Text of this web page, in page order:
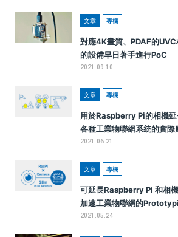
文章 專欄
對應4K畫質、PDAF的
的設備早日著手進行PoC
2021.09.10
文章 專欄
用於Raspberry Pi的相機
各種工業物聯網系統的實際
2021.06.21
文章 專欄
可延長Raspberry Pi 和相
加速工業物聯網的
2021.05.24